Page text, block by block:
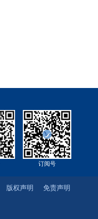
订阅号
免责声明
版权声明